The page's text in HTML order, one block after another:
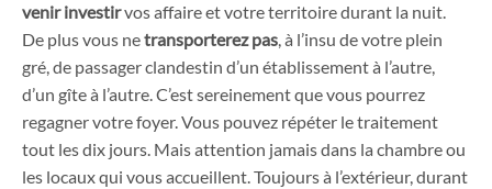
venir investirvos affaire et votre territoire durant la nuit.
De plus vous netransporterez pas, à l’insu de votre plein
gré, de passager clandestin d’un établissement à l’autre,
d’un gîte à l’autre. C’est sereinement que vous pourrez
regagner votre foyer. Vous pouvez répéter le traitement
tout les dix jours. Mais attention jamais dans la chambre ou
les locaux qui vous accueillent. Toujours à l’extérieur, durant